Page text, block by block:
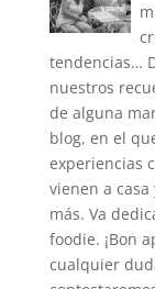
tendencias…
nuestros
de alguna
blog, en el
experiencias
vienen a
más. Va
foodie. ¡Bon
cualquier